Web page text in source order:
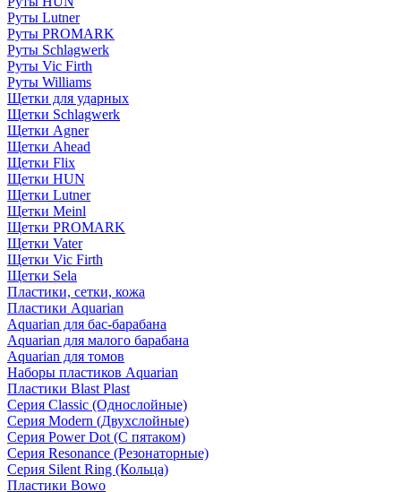
Руты Lutner
Руты PROMARK
Руты Schlagwerk
Руты Vic Firth
Руты Williams
Щетки для ударных
Щетки Schlagwerk
Щетки Agner
Щетки Ahead
Щетки Flix
Щетки HUN
Щетки Lutner
Щетки Meinl
Щетки PROMARK
Щетки Vater
Щетки Vic Firth
Щетки Sela
Пластики, сетки, кожа
Пластики Aquarian
Aquarian для бас-барабана
Aquarian для малого барабана
Aquarian для томов
Наборы пластиков Aquarian
Пластики Blast Plast
Серия Classic (Однослойные)
Серия Modern (Двухслойные)
Серия Power Dot (С пятаком)
Серия Resonance (Резонаторные)
Серия Silent Ring (Кольца)
Пластики Bowo